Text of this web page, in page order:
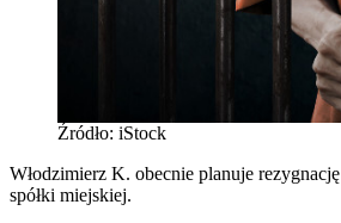
Źródło: iStock
Włodzimierz K. obecnie planuje
spółki miejskiej.